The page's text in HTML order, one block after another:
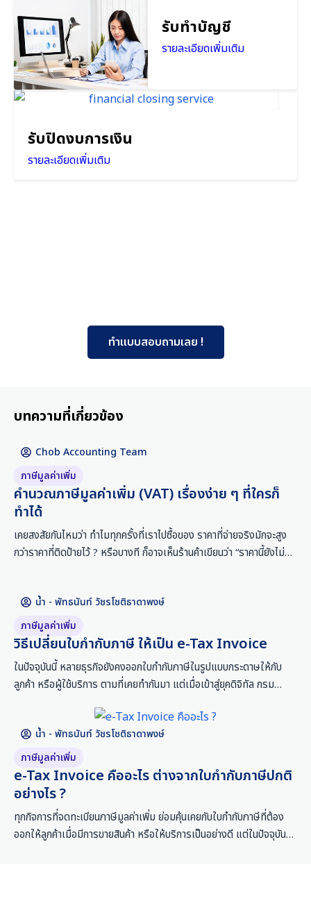
รับทำบัญชี
รายละเอียดเพิ่มเติม
รับปิดงบการเงิน
รายละเอียดเพิ่มเติม
ทำแบบสอบถามเลย !
บทความที่เกี่ยวข้อง
Chob Accounting Team
ภาษีมูลค่าเพิ่ม
คำนวณภาษีมูลค่าเพิ่ม (VAT) เรื่องง่าย ๆ ที่ใครก็
ทำได้
เคยสงสัยกันไหมว่า ทำไมทุกครั้งที่เราไปซื้อของ ราคาที่จ่ายจริงมักจะสูง
กว่าราคาที่ติดป้ายไว้ ? หรือบางที ก็อาจเห็นร้านค้าเขียนว่า “ราคานี้ยังไม่
เรียกเต็มๆ ว่า “ภาษีมูลค่าเพิ่ม” (Value Added Tax) เป็นภาษีที่รัฐบาล
เก็บเพิ่มจากราคาสินค้า และบริการ
น้ำ - พัทธนันท์ วัชรโชติธาดาพงษ์
ภาษีมูลค่าเพิ่ม
วิธีเปลี่ยนใบกำกับภาษี ให้เป็น e-Tax Invoice
ในปัจจุบันนี้ หลายธุรกิจยังคงออกใบกำกับภาษีในรูปแบบกระดาษให้กับ
ลูกค้า หรือผู้ใช้บริการ ตามที่เคยทำกันมา แต่เมื่อเข้าสู่ยุคดิจิทัล กรม
กำกับภาษีอิเล็กทรอนิกส์) ที่ช่วยให้การทำธุรกรรมสะดวกขึ้น ประหยัด
ต้นทุน และลดความเสี่ยงที่เอกสารจะได้รับความเสียหาย ในบทความนี้ ชอบ
การบัญชี จะพามาดูว่าเหตุผลที่ธุรกิจควรเปลี่ยนมาใช้คืออะไร มีกี่รูปแบบ
และขั้นตอนการยื่นขอใช้งานต้องทำอย่างไรบ้างค่ะ ทำไมธุรกิจ ถึงควร
เปลี่ยนมาใช้ e-Tax
น้ำ - พัทธนันท์ วัชรโชติธาดาพงษ์
ภาษีมูลค่าเพิ่ม
e-Tax Invoice คืออะไร ต่างจากใบกำกับภาษีปกติ
อย่างไร ?
ทุกกิจการที่จดทะเบียนภาษีมูลค่าเพิ่ม ย่อมคุ้นเคยกับใบกำกับภาษีที่ต้อง
ออกให้ลูกค้าเมื่อมีการขายสินค้า หรือให้บริการเป็นอย่างดี แต่ในปัจจุบันนีั